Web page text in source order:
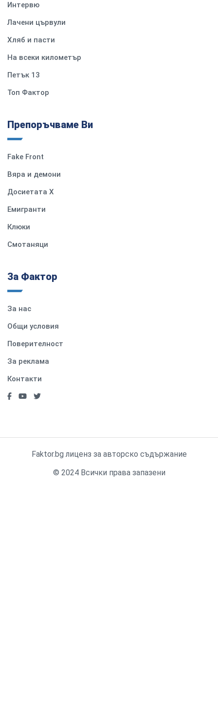
Интервю
Лачени цървули
Хляб и пасти
На всеки километър
Петък 13
Топ Фактор
Препоръчваме Ви
Fake Front
Вяра и демони
Досиетата Х
Емигранти
Клюки
Смотаняци
За Фактор
За нас
Общи условия
Поверителност
За реклама
Контакти
Faktor.bg лиценз за авторско съдържание
© 2024 Всички права запазени